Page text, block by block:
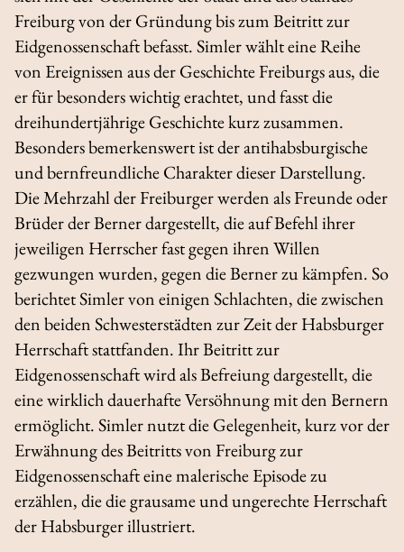
Freiburg von der Gründung bis zum Beitritt zur
Eidgenossenschaft befasst. Simler wählt eine Reihe
von Ereignissen aus der Geschichte Freiburgs aus, die
er für besonders wichtig erachtet, und fasst die
dreihundertjährige Geschichte kurz zusammen.
Besonders bemerkenswert ist der antihabsburgische
und bernfreundliche Charakter dieser Darstellung.
Die Mehrzahl der Freiburger werden als Freunde oder
Brüder der Berner dargestellt, die auf Befehl ihrer
jeweiligen Herrscher fast gegen ihren Willen
gezwungen wurden, gegen die Berner zu kämpfen. So
berichtet Simler von einigen Schlachten, die zwischen
den beiden Schwesterstädten zur Zeit der Habsburger
Herrschaft stattfanden. Ihr Beitritt zur
Eidgenossenschaft wird als Befreiung dargestellt, die
eine wirklich dauerhafte Versöhnung mit den Bernern
ermöglicht. Simler nutzt die Gelegenheit, kurz vor der
Erwähnung des Beitritts von Freiburg zur
Eidgenossenschaft eine malerische Episode zu
erzählen, die die grausame und ungerechte Herrschaft
der Habsburger illustriert.